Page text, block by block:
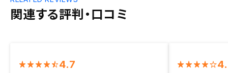
関連する評判・口コミ
4.7